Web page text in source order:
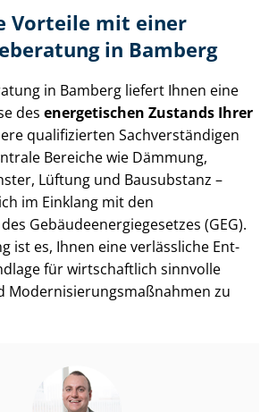
Vorteile mit einer
in Bamberg
in Bamberg liefert Ihnen eine
des energetischen Zustands Ihrer
qualifizierten Sach­ver­stän­di­gen
Bereiche wie Dämmung,
Lüftung und Bausubstanz –
im Einklang mit den
Ge­bäu­de­en­er­gie­ge­set­zes (GEG).
ist es, Ihnen eine verlässliche Ent­
für wirtschaftlich sinnvolle
Mo­der­ni­sie­rungs­maß­nah­men zu